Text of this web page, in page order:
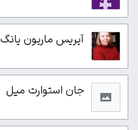
آیریس ماریون یانگ
جان استوارت میل